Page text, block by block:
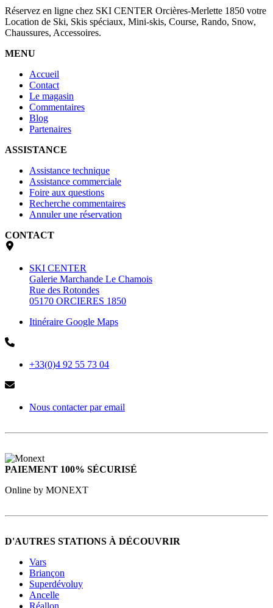
Réservez en ligne chez SKI CENTER Orcières-Merlette 1850 votre
Location de Ski, Skis spéciaux, Mini-skis, Course, Rando, Snow,
Chaussures, Accessoires.
MENU
Accueil
Contact
Le magasin
Commentaires
Blog
Partenaires
ASSISTANCE
Assistance technique
Assistance commerciale
Foire aux questions
Recherche commentaires
Annuler une réservation
CONTACT
SKI CENTER
Galerie Marchande Le Chamois
Rue des Rotondes
05170 ORCIERES 1850
Itinéraire Google Maps
+33(0)4 92 55 73 04
Nous contacter par email
PAIEMENT 100% SÉCURISÉ
Online by MONEXT
D'AUTRES STATIONS À DÉCOUVRIR
Vars
Briançon
Superdévoluy
Ancelle
Réallon